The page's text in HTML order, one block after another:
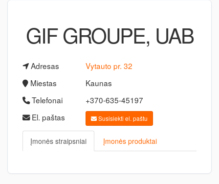
GIF GROUPE, UAB
Adresas
Vytauto pr. 32
Miestas
Kaunas
Telefonai
+370-635-45197
El. paštas
Susisiekti el. paštu
Įmonės straipsniai Įmonės produktai